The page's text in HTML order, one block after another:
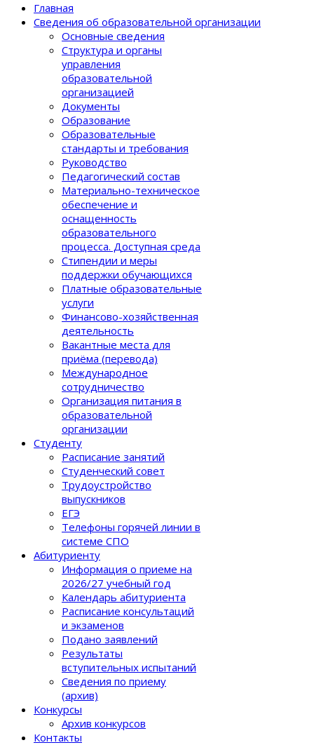
Главная
Сведения об образовательной организации
Основные сведения
Структура и органы
управления
образовательной
организацией
Документы
Образование
Образовательные
стандарты и требования
Руководство
Педагогический состав
Материально-техническое
обеспечение и
оснащенность
образовательного
процеcса. Доступная среда
Стипендии и меры
поддержки обучающихся
Платные образовательные
услуги
Финансово-хозяйственная
деятельность
Вакантные места для
приёма (перевода)
Международное
сотрудничество
Организация питания в
образовательной
организации
Студенту
Расписание занятий
Студенческий совет
Трудоустройство
выпускников
ЕГЭ
Телефоны горячей линии в
системе СПО
Абитуриенту
Информация о приеме на
2026/27 учебный год
Календарь абитуриента
Расписание консультаций
и экзаменов
Подано заявлений
Результаты
вступительных испытаний
Сведения по приему
(архив)
Конкурсы
Архив конкурсов
Контакты